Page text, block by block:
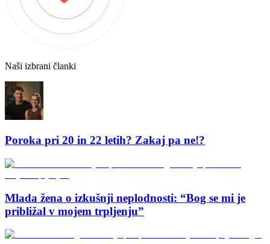
Naši izbrani članki
Poroka pri 20 in 22 letih? Zakaj pa ne!?
Mlada žena o izkušnji neplodnosti: “Bog se mi je
približal v mojem trpljenju”